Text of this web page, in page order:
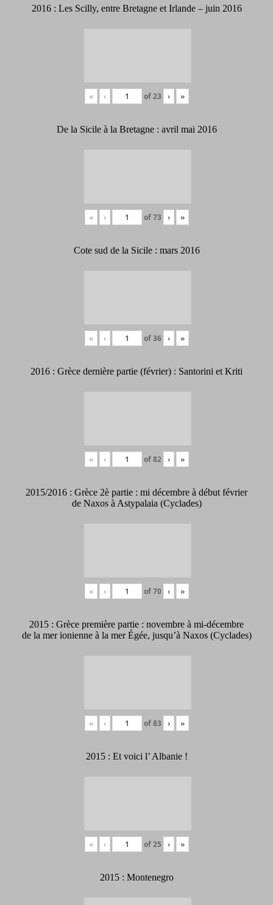
2016 : Les Scilly, entre Bretagne et Irlande – juin 2016
« ‹ of23 › »
De la Sicile à la Bretagne : avril mai 2016
« ‹ of73 › »
Cote sud de la Sicile : mars 2016
« ‹ of36 › »
2016 : Grèce dernière partie (février) : Santorini et Kriti
« ‹ of82 › »
2015/2016 : Grèce 2è partie : mi décembre à début février
de Naxos à Astypalaia (Cyclades)
« ‹ of70 › »
2015 : Grèce première partie : novembre à mi-décembre
de la mer ionienne à la mer Égée, jusqu’à Naxos (Cyclades)
« ‹ of83 › »
2015 : Et voici l’ Albanie !
« ‹ of25 › »
2015 : Montenegro